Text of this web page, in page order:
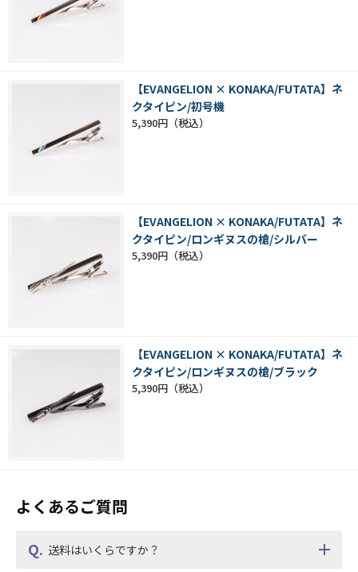
【EVANGELION × KONAKA/FUTATA】ネ
クタイピン/初号機
5,390円
【EVANGELION × KONAKA/FUTATA】ネ
クタイピン/ロンギヌスの槍/シルバー
5,390円
【EVANGELION × KONAKA/FUTATA】ネ
クタイピン/ロンギヌスの槍/ブラック
5,390円
よくあるご質問
送料はいくらですか？